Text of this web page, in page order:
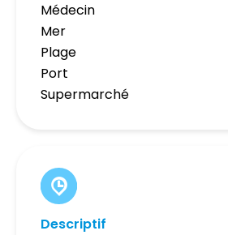
Médecin
Mer
Plage
Port
Supermarché
Descriptif